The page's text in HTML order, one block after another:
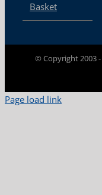
Basket
© Copyright 2003 -
Page load link